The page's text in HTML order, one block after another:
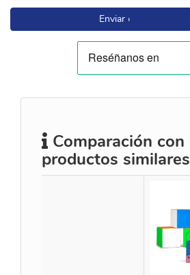
Enviar ›
Comparación con
productos similares